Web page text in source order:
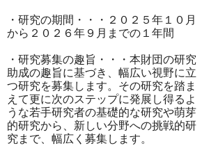
・研究の期間・・・２０２５年１０月
から２０２６年９月までの１年間
・研究募集の趣旨・・・本財団の研究
助成の趣旨に基づき、幅広い視野に立
つ研究を募集します。その研究を踏ま
えて更に次のステップに発展し得るよ
うな若手研究者の基礎的な研究や萌芽
的研究から、新しい分野への挑戦的研
究まで、幅広く募集します。